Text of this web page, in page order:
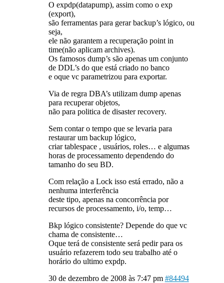
O expdp(datapump), assim como o exp
(export),
são ferramentas para gerar backup’s lógico, ou
seja,
ele não garantem a recuperação point in
time(não aplicam archives).
Os famosos dump’s são apenas um conjunto
de DDL’s do que está criado no banco
e oque vc parametrizou para exportar.
Via de regra DBA’s utilizam dump apenas
para recuperar objetos,
não para politica de disaster recovery.
Sem contar o tempo que se levaria para
restaurar um backup lógico,
criar tablespace , usuários, roles… e algumas
horas de processamento dependendo do
tamanho do seu BD.
Com relação a Lock isso está errado, não a
nenhuma interferência
deste tipo, apenas na concorrência por
recursos de processamento, i/o, temp…
Bkp lógico consistente? Depende do que vc
chama de consistente…
Oque terá de consistente será pedir para os
usuário refazerem todo seu trabalho até o
horário do ultimo expdp.
30 de dezembro de 2008 às 7:47 pm #84494